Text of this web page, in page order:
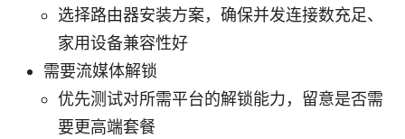
选择路由器安装方案，确保并发连接数充足、
家用设备兼容性好
需要流媒体解锁
优先测试对所需平台的解锁能力，留意是否需
要更高端套餐